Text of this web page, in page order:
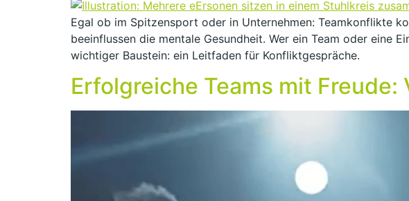
Egal ob im Spitzensport oder in Unternehmen: Teamkonflikte
beeinflussen die mentale Gesundheit. Wer ein Team oder eine
wichtiger Baustein: ein Leitfaden für Konfliktgespräche.
Erfolgreiche Teams mit